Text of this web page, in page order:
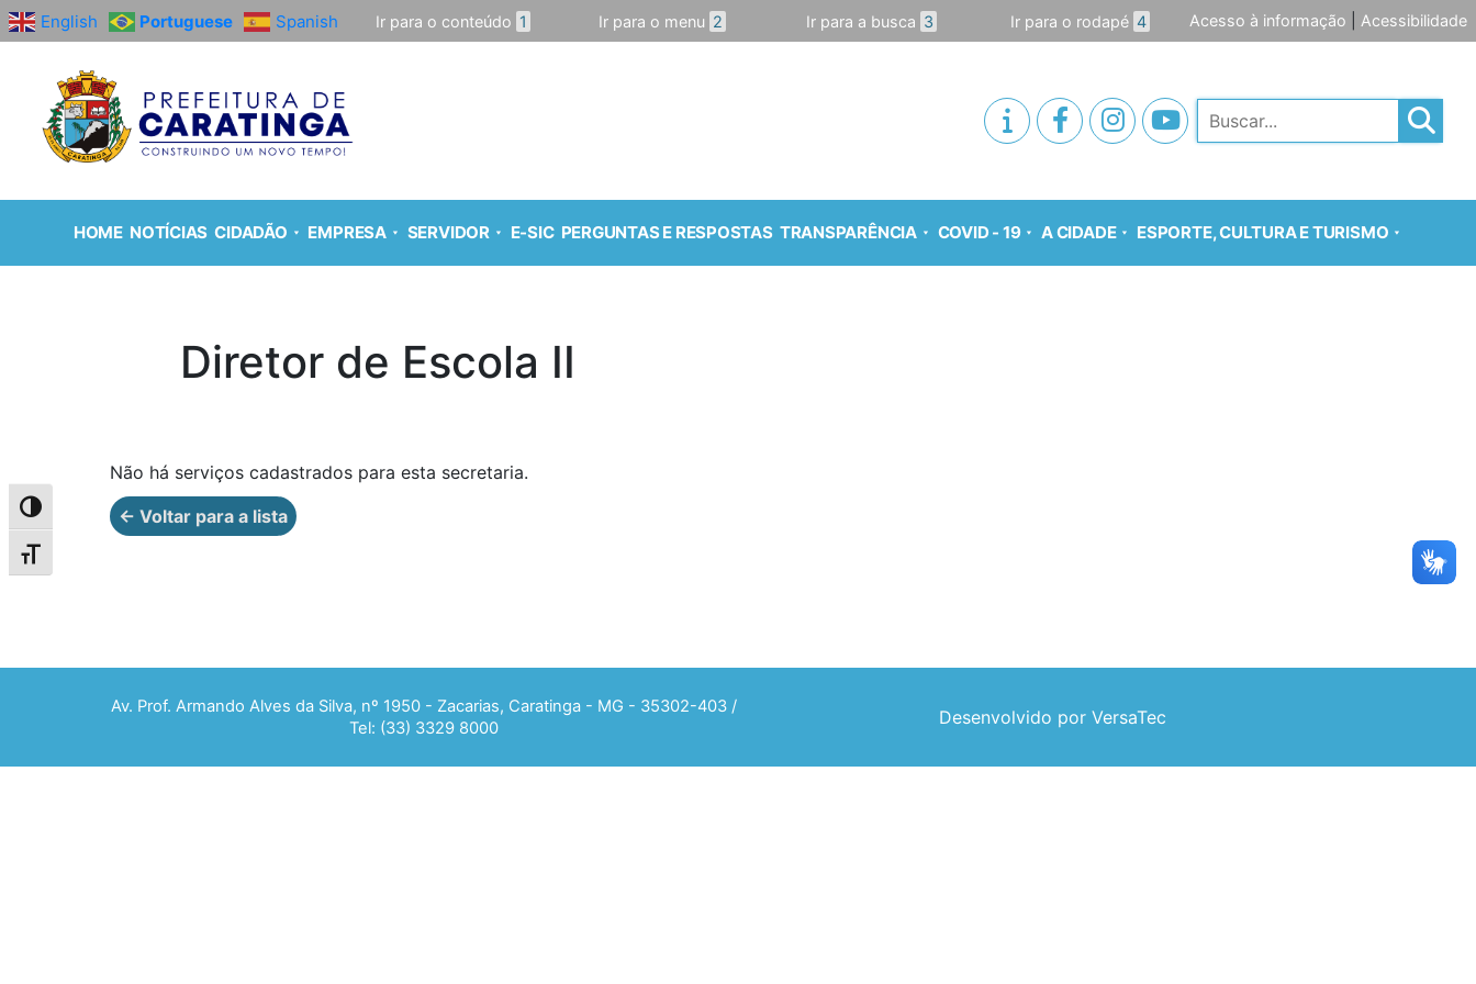
Alternar alto contraste
Alternar tamanho da fonte
English Portuguese Spanish Ir para o conteúdo 1 Ir para o menu 2 Ir para a busca 3 Ir para o rodapé 4 Acesso à informação Acessibilidade
Pesquisar
HOME NOTÍCIAS CIDADÃO EMPRESA SERVIDOR E-SIC PERGUNTAS E RESPOSTAS TRANSPARÊNCIA COVID - 19 A CIDADE ESPORTE, CULTURA E TURISMO
Diretor de Escola II
Não há serviços cadastrados para esta secretaria.
← Voltar para a lista
Av. Prof. Armando Alves da Silva, nº 1950 - Zacarias, Caratinga - MG - 35302-403 /
Tel: (33) 3329 8000
Desenvolvido por VersaTec